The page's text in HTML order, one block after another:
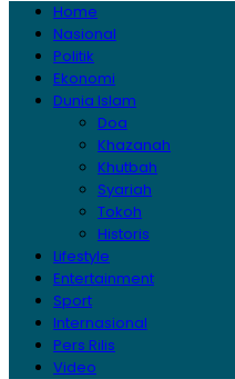
Home
Nasional
Politik
Ekonomi
Dunia Islam
Doa
Khazanah
Khutbah
Syariah
Tokoh
Historis
Lifestyle
Entertainment
Sport
Internasional
Pers Rilis
Video